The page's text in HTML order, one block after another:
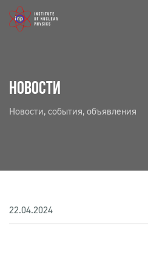
НОВОСТИ
Новости, события, объявления
22.04.2024